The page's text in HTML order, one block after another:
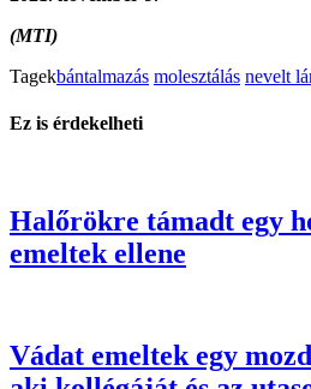
(MTI)
Tagekbántalmazás molesztálás nevelt
Ez is érdekelheti
Halőrökre támadt egy
emeltek ellene
Vádat emeltek egy